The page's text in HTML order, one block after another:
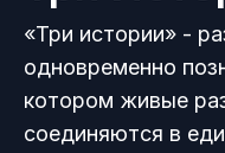
«Три истории» -
одновременно
котором живые
соединяются в